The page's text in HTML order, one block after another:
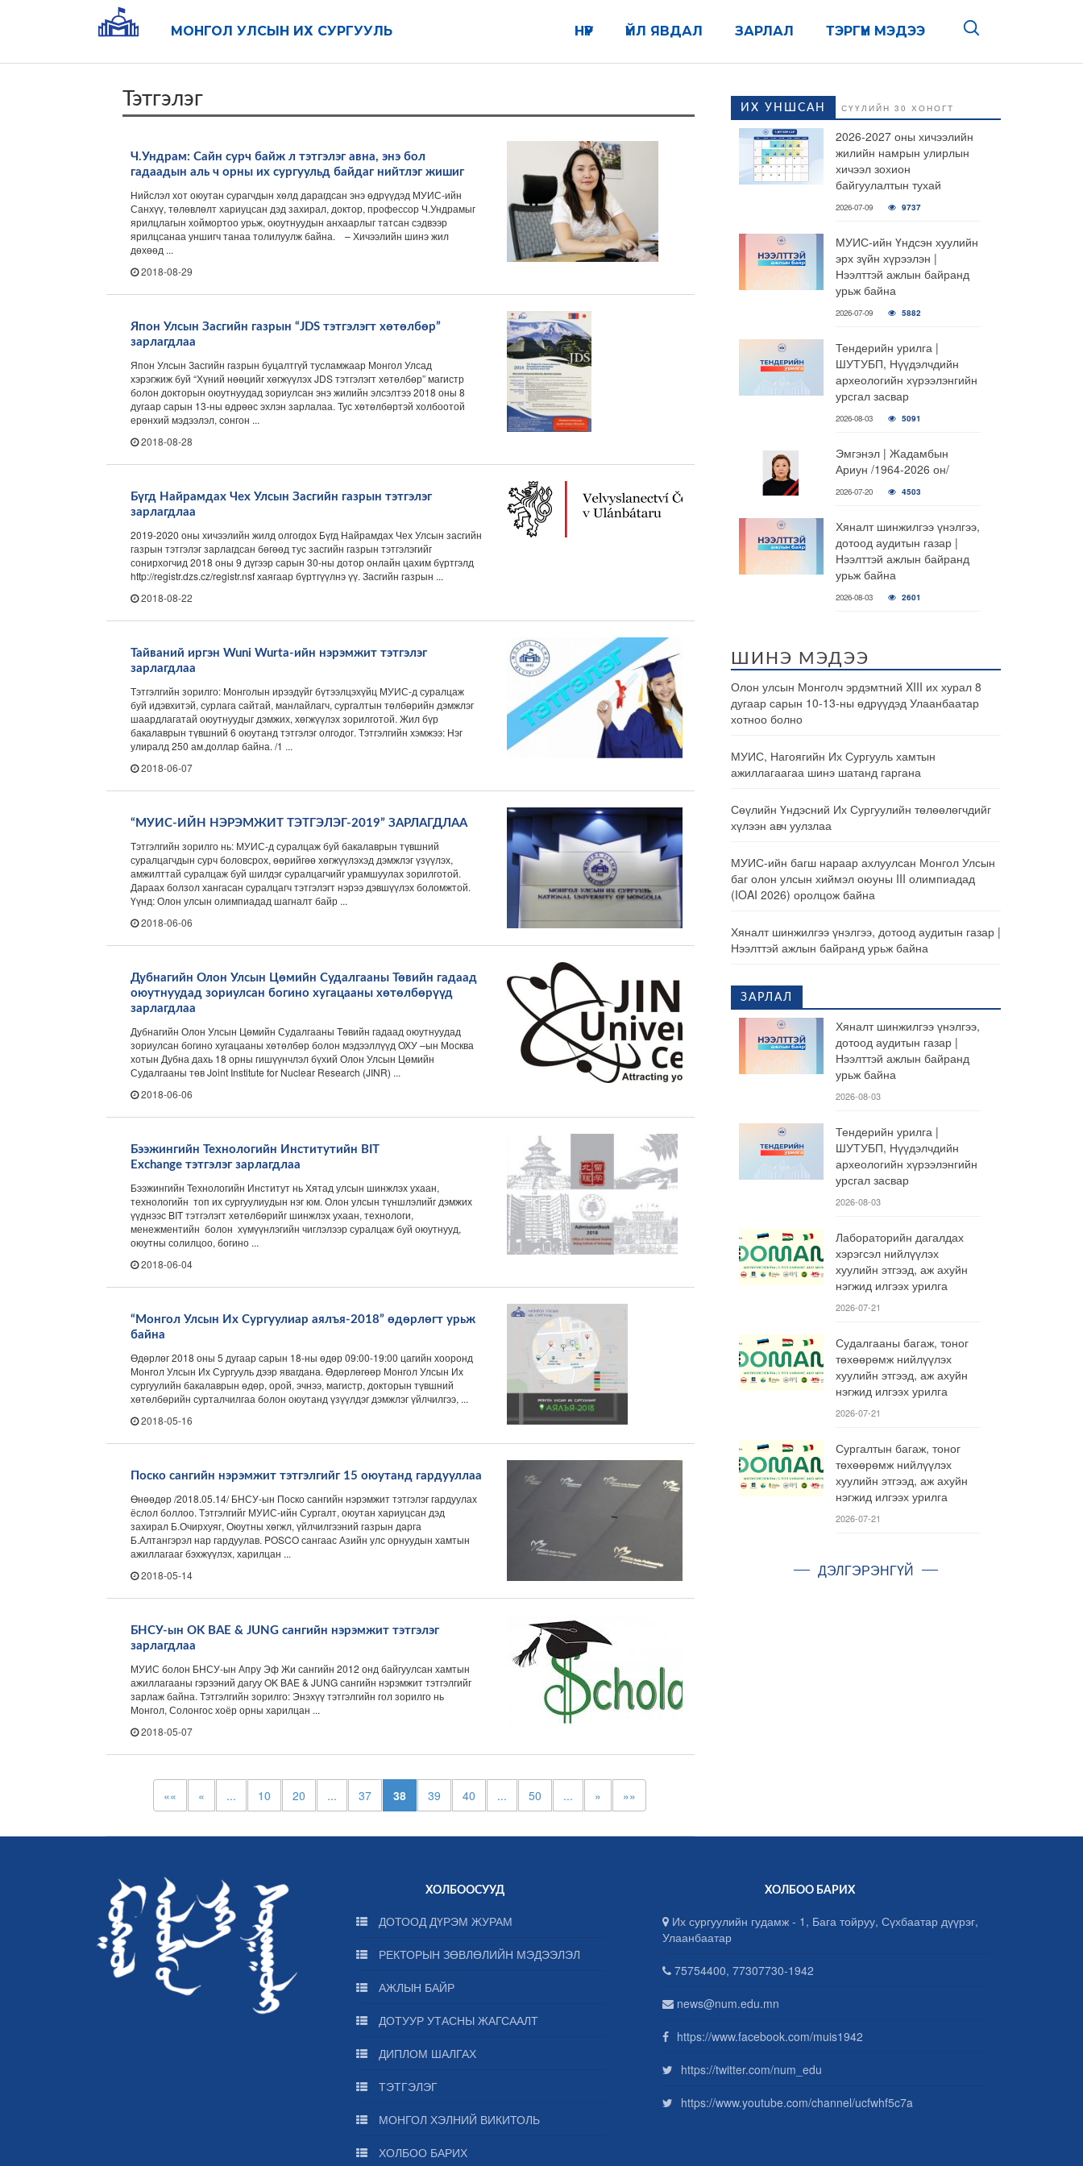
МОНГОЛ УЛСЫН ИХ СУРГУУЛЬ ТЭРГҮҮН МЭДЭЭ
ЗАРЛАЛ
ҮЙЛ ЯВДАЛ
НҮҮР
Тэтгэлэг
Ч.Ундрам: Сайн сурч байж л тэтгэлэг авна, энэ бол
гадаадын аль ч орны их сургуульд байдаг нийтлэг жишиг
Нийслэл хот оюутан сурагчдын хөлд дарагдсан энэ өдрүүдэд МУИС-ийн
Санхүү, төлөвлөлт хариуцсан дэд захирал, доктор, профессор Ч.Ундрамыг
ярилцлагын хоймортоо урьж, оюутнуудын анхаарлыг татсан сэдвээр
ярилцсанаа уншигч танаа толилуулж байна. – Хичээлийн шинэ жил
дөхөөд ...
2018-08-29
Япон Улсын Засгийн газрын “JDS тэтгэлэгт хөтөлбөр”
зарлагдлаа
Япон Улсын Засгийн газрын буцалтгүй тусламжаар Монгол Улсад
хэрэгжиж буй “Хүний нөөцийг хөгжүүлэх JDS тэтгэлэгт хөтөлбөр” магистр
болон докторын оюутнуудад зориулсан энэ жилийн элсэлтээ 2018 оны 8
дугаар сарын 13-ны өдрөөс эхлэн зарлалаа. Тус хөтөлбөртэй холбоотой
ерөнхий мэдээлэл, сонгон ...
2018-08-28
Бүгд Найрамдах Чех Улсын Засгийн газрын тэтгэлэг
зарлагдлаа
2019-2020 оны хичээлийн жилд олгогдох Бүгд Найрамдах Чех Улсын засгийн
газрын тэтгэлэг зарлагдсан бөгөөд тус засгийн газрын тэтгэлэгийг
сонирхогчид 2018 оны 9 дүгээр сарын 30-ны дотор онлайн цахим бүртгэлд
http://registr.dzs.cz/registr.nsf хаягаар бүртгүүлнэ үү. Засгийн газрын ...
2018-08-22
Тайваний иргэн Wuni Wurta-ийн нэрэмжит тэтгэлэг
зарлагдлаа
Тэтгэлгийн зорилго: Монголын ирээдүйг бүтээлцэхүйц МУИС-д суралцаж
буй идэвхитэй, сурлага сайтай, манлайлагч, сургалтын төлбөрийн дэмжлэг
шаардлагатай оюутнуудыг дэмжих, хөгжүүлэх зорилготой. Жил бүр
бакалаврын түвшний 6 оюутанд тэтгэлэг олгодог. Тэтгэлгийн хэмжээ: Нэг
улиралд 250 ам.доллар байна. /1 ...
2018-06-07
“МУИС-ИЙН НЭРЭМЖИТ ТЭТГЭЛЭГ-2019” ЗАРЛАГДЛАА
Тэтгэлгийн зорилго нь: МУИС-д суралцаж буй бакалаврын түвшний
суралцагчдын сурч боловсрох, өөрийгөө хөгжүүлэхэд дэмжлэг үзүүлэх,
амжилттай суралцаж буй шилдэг суралцагчийг урамшуулах зорилготой.
Дараах болзол хангасан суралцагч тэтгэлэгт нэрээ дэвшүүлэх боломжтой.
Үүнд: Олон улсын олимпиадад шагналт байр ...
2018-06-06
Дубнагийн Олон Улсын Цөмийн Судалгааны Төвийн гадаад
оюутнуудад зориулсан богино хугацааны хөтөлбөрүүд
зарлагдлаа
Дубнагийн Олон Улсын Цөмийн Судалгааны Төвийн гадаад оюутнуудад
зориулсан богино хугацааны хөтөлбөр болон мэдээллүүд ОХУ –ын Москва
хотын Дубна дахь 18 орны гишүүнчлэл бүхий Олон Улсын Цөмийн
Судалгааны төв Joint Institute for Nuclear Research (JINR) ...
2018-06-06
Бээжингийн Технологийн Институтийн BIT
Exchange тэтгэлэг зарлагдлаа
Бээжингийн Технологийн Институт нь Хятад улсын шинжлэх ухаан,
технологийн топ их сургуулиудын нэг юм. Олон улсын түншлэлийг дэмжих
үүднээс BIT тэтгэлэгт хөтөлбөрийг шинжлэх ухаан, технологи,
менежментийн болон хүмүүнлэгийн чиглэлээр суралцаж буй оюутнууд,
оюутны солилцоо, богино ...
2018-06-04
“Монгол Улсын Их Сургуулиар аялъя-2018” өдөрлөгт урьж
байна
Өдөрлөг 2018 оны 5 дугаар сарын 18-ны өдөр 09:00-19:00 цагийн хооронд
Монгол Улсын Их Сургууль дээр явагдана. Өдөрлөгөөр Монгол Улсын Их
сургуулийн бакалаврын өдөр, орой, эчнээ, магистр, докторын түвшний
хөтөлбөрийн сурталчилгаа болон оюутанд үзүүлдэг дэмжлэг үйлчилгээ, ...
2018-05-16
Поско сангийн нэрэмжит тэтгэлгийг 15 оюутанд гардууллаа
Өнөөдөр /2018.05.14/ БНСУ-ын Поско сангийн нэрэмжит тэтгэлэг гардуулах
ёслол боллоо. Тэтгэлгийг МУИС-ийн Сургалт, оюутан хариуцсан дэд
захирал Б.Очирхуяг, Оюутны хөгжл, үйлчилгээний газрын дарга
Б.Алтангэрэл нар гардуулав. POSCO сангаас Азийн улс орнуудын хамтын
ажиллагааг бэхжүүлэх, харилцан ...
2018-05-14
БНСУ-ын OK BAE & JUNG сангийн нэрэмжит тэтгэлэг
зарлагдлаа
МУИС болон БНСУ-ын Апру Эф Жи сангийн 2012 онд байгуулсан хамтын
ажиллагааны гэрээний дагуу OK BAE & JUNG сангийн нэрэмжит тэтгэлгийг
зарлаж байна. Тэтгэлгийн зорилго: Энэхүү тэтгэлгийн гол зорилго нь
Монгол, Солонгос хоёр орны харилцан ...
2018-05-07
«« « ... 10 20 ... 37 38 39 40 ... 50 ... » »»
ИХ УНШСАН СҮҮЛИЙН 30 ХОНОГТ
2026-2027 оны хичээлийн
жилийн намрын улирлын
хичээл зохион
байгуулалтын тухай
2026-07-09 9737
МУИС-ийн Үндсэн хуулийн
эрх зүйн хүрээлэн |
Нээлттэй ажлын байранд
урьж байна
2026-07-09 5882
Тендерийн урилга |
ШУТУБП, Нүүдэлчдийн
археологийн хүрээлэнгийн
урсгал засвар
2026-08-03 5091
Эмгэнэл | Жадамбын
Ариун /1964-2026 он/
2026-07-20 4503
Хяналт шинжилгээ үнэлгээ,
дотоод аудитын газар |
Нээлттэй ажлын байранд
урьж байна
2026-08-03 2601
ШИНЭ МЭДЭЭ
Олон улсын Монголч эрдэмтний XIII их хурал 8
дугаар сарын 10-13-ны өдрүүдэд Улаанбаатар
хотноо болно
МУИС, Нагоягийн Их Сургууль хамтын
ажиллагаагаа шинэ шатанд гаргана
Сөүлийн Үндэсний Их Сургуулийн төлөөлөгчдийг
хүлээн авч уулзлаа
МУИС-ийн багш нараар ахлуулсан Монгол Улсын
баг олон улсын хиймэл оюуны III олимпиадад
(IOAI 2026) оролцож байна
Хяналт шинжилгээ үнэлгээ, дотоод аудитын газар |
Нээлттэй ажлын байранд урьж байна
ЗАРЛАЛ
Хяналт шинжилгээ үнэлгээ,
дотоод аудитын газар |
Нээлттэй ажлын байранд
урьж байна
2026-08-03
Тендерийн урилга |
ШУТУБП, Нүүдэлчдийн
археологийн хүрээлэнгийн
урсгал засвар
2026-08-03
Лабораторийн дагалдах
хэрэгсэл нийлүүлэх
хуулийн этгээд, аж ахуйн
нэгжид илгээх урилга
2026-07-21
Судалгааны багаж, тоног
төхөөрөмж нийлүүлэх
хуулийн этгээд, аж ахуйн
нэгжид илгээх урилга
2026-07-21
Сургалтын багаж, тоног
төхөөрөмж нийлүүлэх
хуулийн этгээд, аж ахуйн
нэгжид илгээх урилга
2026-07-21
ДЭЛГЭРЭНГҮЙ
ХОЛБООСУУД
ДОТООД ДҮРЭМ ЖУРАМ
РЕКТОРЫН ЗӨВЛӨЛИЙН МЭДЭЭЛЭЛ
АЖЛЫН БАЙР
ДОТУУР УТАСНЫ ЖАГСААЛТ
ДИПЛОМ ШАЛГАХ
ТЭТГЭЛЭГ
МОНГОЛ ХЭЛНИЙ ВИКИТОЛЬ
ХОЛБОО БАРИХ
ХОЛБОО БАРИХ
Их сургуулийн гудамж - 1, Бага тойруу, Сүхбаатар дүүрэг,
Улаанбаатар
75754400, 77307730-1942
news@num.edu.mn
https://www.facebook.com/muis1942
https://twitter.com/num_edu
https://www.youtube.com/channel/ucfwhf5c7a